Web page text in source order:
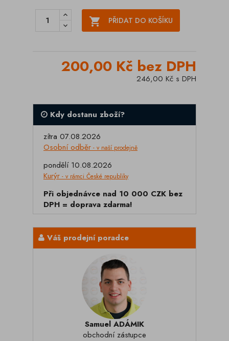
 PŘIDAT DO KOŠÍKU
200,00 Kč bez DPH
246,00 Kč s DPH
Kdy dostanu zboží?
zítra 07.08.2026
Osobní odběr - v naší prodejně
pondělí 10.08.2026
Kurýr - v rámci České republiky
Při objednávce nad 10 000 CZK bez
DPH = doprava zdarma!
Váš prodejní poradce
Samuel ADÁMIK
obchodní zástupce